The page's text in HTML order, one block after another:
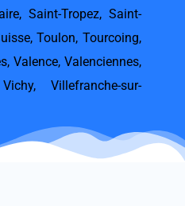
, Saint-Tropez, Saint-
,Toulon, Tourcoing,
, Valence, Valenciennes,
Vichy,Villefranche-sur-